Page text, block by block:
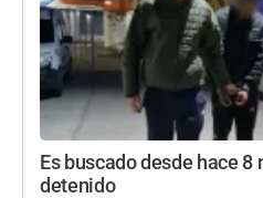
Es buscado desde hace
detenido